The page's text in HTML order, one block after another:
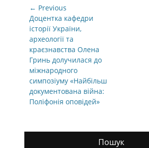
Навігація
записів
← Previous
Previous
post:
Доцентка кафедри
історії України,
археології та
краєзнавства Олена
Гринь долучилася до
міжнародного
симпозіуму «Найбільш
документована війна:
Поліфонія оповідей»
Пошук